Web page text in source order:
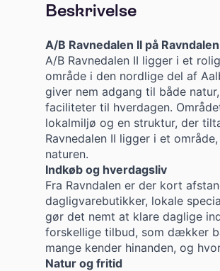
Beskrivelse
A/B Ravnedalen II på
A/B Ravnedalen II ligger i et
område i den nordlige del af
giver nem adgang til både
faciliteter til hverdagen.
lokalmiljø og en struktur, der
Ravnedalen II ligger i et
naturen.
Indkøb og hverdagsliv
Fra Ravndalen er der kort
dagligvarebutikker, lokale
gør det nemt at klare daglige
forskellige tilbud, som dækker
mange kender hinanden, og
Natur og fritid